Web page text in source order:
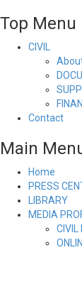
Top Menu
CIVIL
About
Contact
Main
Home
PRESS
LIBRARY
MEDIA
CIVIL